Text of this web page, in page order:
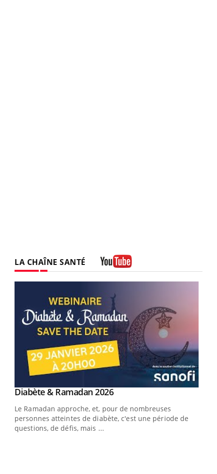
LA CHAÎNE SANTÉ
Youtube
Diabète & Ramadan 2026Youtube
Le Ramadan approche, et, pour de nombreuses
personnes atteintes de diabète, c'est une période de
questions, de défis, mais ...